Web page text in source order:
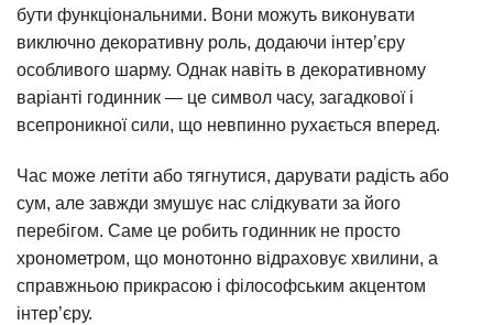
бути функціональними. Вони можуть виконувати
виключно декоративну роль, додаючи інтер’єру
особливого шарму. Однак навіть в декоративному
варіанті годинник — це символ часу, загадкової і
всепроникної сили, що невпинно рухається вперед.
Час може летіти або тягнутися, дарувати радість або
сум, але завжди змушує нас слідкувати за його
перебігом. Саме це робить годинник не просто
хронометром, що монотонно відраховує хвилини, а
справжньою прикрасою і філософським акцентом
інтер’єру.